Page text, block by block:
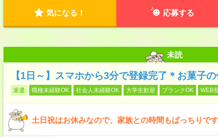
気になる！ 応募する
未読
【1日～】スマホから3分で登録完了＊お菓子
派遣 職種未経験OK 社会人未経験OK 大学生歓迎 ブランクOK WEB
土日祝はお休みなので、家族との時間もばっちりで